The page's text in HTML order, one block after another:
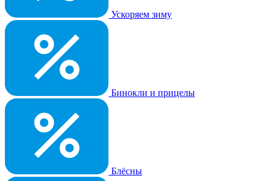
Ускоряем зиму
Бинокли и прицелы
Блёсны